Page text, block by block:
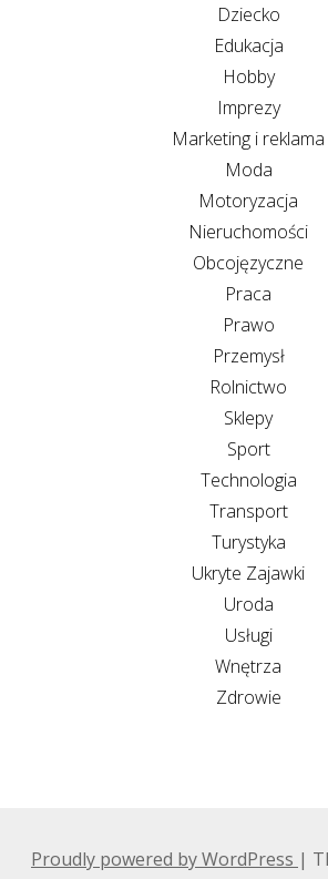
Dziecko
Edukacja
Hobby
Imprezy
Marketing i reklama
Moda
Motoryzacja
Nieruchomości
Obcojęzyczne
Praca
Prawo
Przemysł
Rolnictwo
Sklepy
Sport
Technologia
Transport
Turystyka
Ukryte Zajawki
Uroda
Usługi
Wnętrza
Zdrowie
Proudly powered by WordPress |